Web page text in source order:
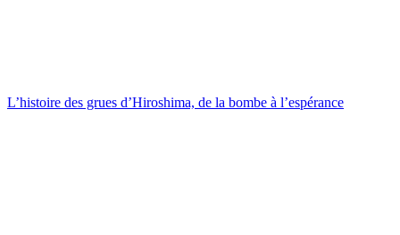
L’histoire des grues d’Hiroshima, de la bombe à l’espérance